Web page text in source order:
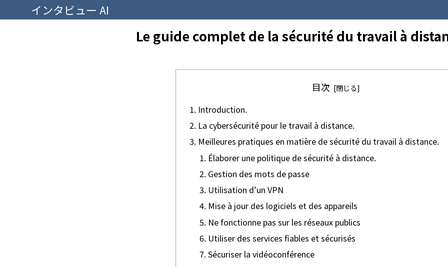
インタビュー AI
Le guide complet de la sécurité du travail à
目次
Introduction.
La cybersécurité pour le travail à distance.
Meilleures pratiques en matière de sécurité du travail à distance.
Élaborer une politique de sécurité à distance.
Gestion des mots de passe
Utilisation d’un VPN
Mise à jour des logiciels et des appareils
Ne fonctionne pas sur les réseaux publics
Utiliser des services fiables et sécurisés
Sécuriser la vidéoconférence